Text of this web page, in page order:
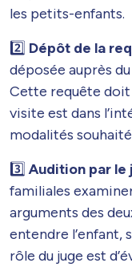
les petits-enfants.
2️⃣​ Dépôt de la
déposée auprès
Cette requête
visite est dans
modalités
3️⃣ Audition par le
familiales
arguments des
entendre l’enfant,
rôle du juge est